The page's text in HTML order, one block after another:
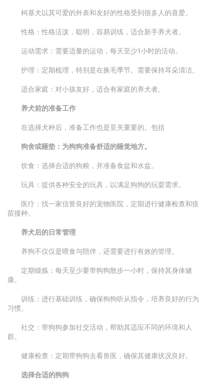
柯基犬以其可爱的外表和友好的性格受到很多人的喜爱。
性格：性格活泼，聪明，容易训练，适合新手养犬者。
运动需求：需要适量的运动，每天至少1小时的活动。
护理：定期梳理，特别是在换毛季节。需要保持耳朵清洁。
适合家庭：对小孩友好，适合有家庭的养犬者。
养犬前的准备工作
在选择犬种后，准备工作也是至关重要的。包括
狗舍或睡垫：为狗狗准备舒适的睡觉地方。
饮食：选择合适的狗粮，并准备食盆和水盆。
玩具：提供各种安全的玩具，以满足狗狗的玩耍需求。
医疗：找一家信誉良好的宠物医院，定期进行健康检查和疫
苗接种。
养犬后的日常管理
养狗不仅仅是喂食与陪伴，还需要进行有效的管理。
定期锻炼：每天至少要带狗狗散步一小时，保持其身体健
康。
训练：进行基础训练，确保狗狗听从指令，培养良好的行为
习惯。
社交：带狗狗参加社交活动，帮助其适应不同的环境和人
群。
健康检查：定期带狗狗去看兽医，确保其健康状况良好。
选择合适的狗狗